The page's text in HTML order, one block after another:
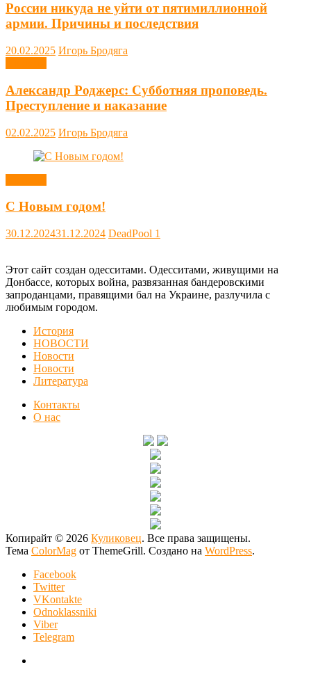
России никуда не уйти от пятимиллионной
армии. Причины и последствия
20.02.2025 Игорь Бродяга
Александр Роджерс: Субботняя проповедь.
Преступление и наказание
02.02.2025 Игорь Бродяга
С Новым годом!
30.12.202431.12.2024 DeadPool 1
Этот сайт создан одесситами. Одесситами, живущими на
Донбассе, которых война, развязанная бандеровскими
запроданцами, правящими бал на Украине, разлучила с
любимым городом.
История
НОВОСТИ
Новости
Новости
Литература
Контакты
О нас
Копирайт © 2026 Куликовец. Все права защищены.
Тема ColorMag от ThemeGrill. Создано на WordPress.
Facebook
Twitter
VKontakte
Odnoklassniki
Viber
Telegram